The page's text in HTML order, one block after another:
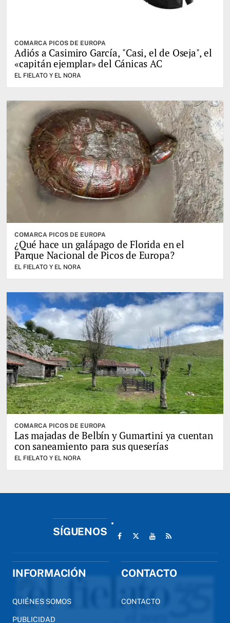
COMARCA PICOS DE EUROPA
Adiós a Casimiro García, "Casi, el de Oseja", el
«capitán ejemplar» del Cánicas AC
EL FIELATO Y EL NORA
COMARCA PICOS DE EUROPA
¿Qué hace un galápago de Florida en el
Parque Nacional de Picos de Europa?
EL FIELATO Y EL NORA
COMARCA PICOS DE EUROPA
Las majadas de Belbín y Gumartini ya cuentan
con saneamiento para sus queserías
EL FIELATO Y EL NORA
SÍGUENOS
INFORMACIÓN
QUIÉNES SOMOS
PUBLICIDAD
CONTACTO
CONTACTO